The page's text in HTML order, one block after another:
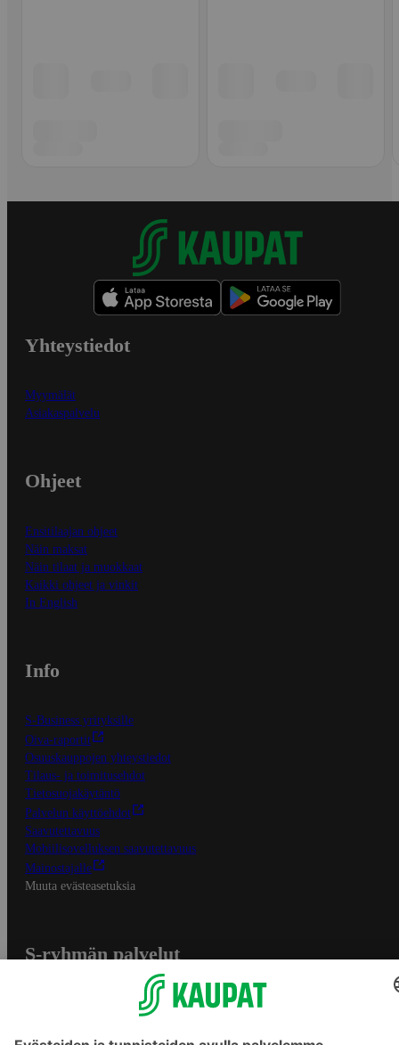
Yhteystiedot
Myymälät
Asiakaspalvelu
Ohjeet
Ensitilaajan ohjeet
Näin maksat
Näin tilaat ja muokkaat
Kaikki ohjeet ja vinkit
In English
Info
S-Business yrityksille
Oiva-raportit
Osuuskauppojen yhteystiedot
Tilaus- ja toimitusehdot
Tietosuojakäytäntö
Palvelun käyttöehdot
Saavutettavuus
Mobiilisovelluksen saavutettavuus
Mainostajalle
Muuta evästeasetuksia
S-ryhmän palvelut